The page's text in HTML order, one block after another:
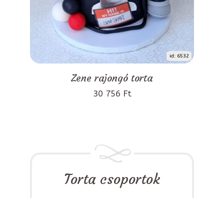
id: 6532
Zene rajongó torta
30 756 Ft
Torta csoportok